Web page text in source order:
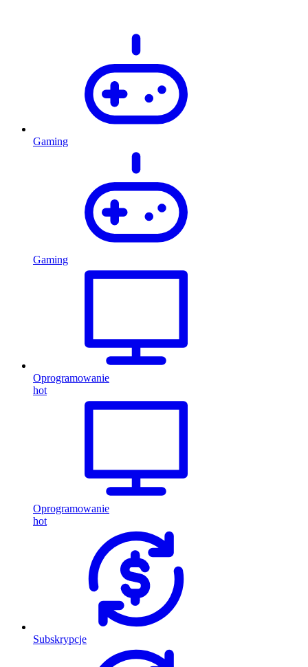
Gaming
Gaming
Oprogramowanie
hot
Oprogramowanie
hot
Subskrypcje